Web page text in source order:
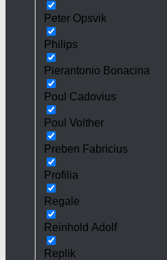
Peter Opsvik
Philips
Pierantonio Bonacina
Poul Cadovius
Poul Volther
Preben Fabricius
Profilia
Regale
Reinhold Adolf
Replik